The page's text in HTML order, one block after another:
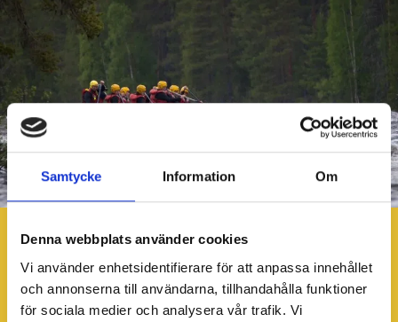
Samtycke Information Om
Denna webbplats använder cookies
Vi använder enhetsidentifierare för att anpassa innehållet
och annonserna till användarna, tillhandahålla funktioner
för sociala medier och analysera vår trafik. Vi